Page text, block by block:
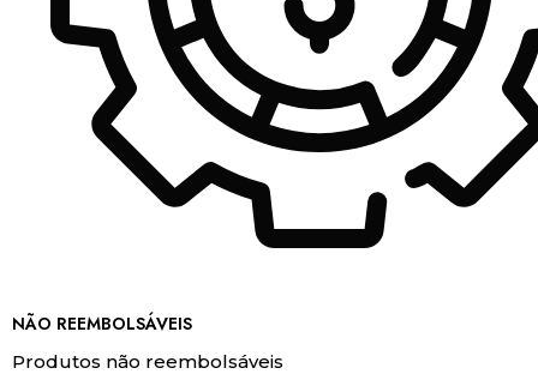
NÃO REEMBOLSÁVEIS
Produtos não reembolsáveis